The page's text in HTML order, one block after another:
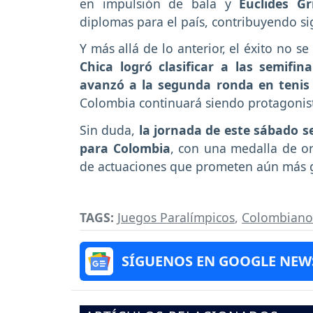
diplomas para el país, contribuyendo
Y más allá de lo anterior, el éxito no
Chica logró clasificar a las
avanzó a la segunda ronda en
Colombia continuará siendo
Sin duda, la jornada de este sábado
para Colombia, con una medalla de
de actuaciones que prometen aún
TAGS: Juegos Paralímpicos,
SÍGUENOS EN GOOGLE